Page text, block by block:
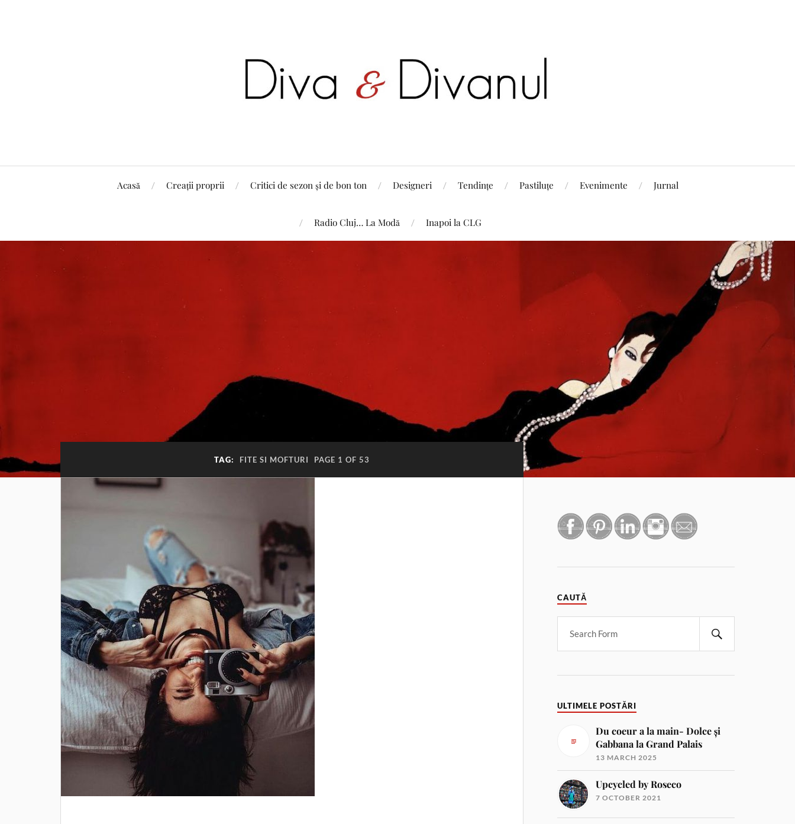
Acasă Creații proprii Critici de sezon și de bon ton Designeri Tendințe Pastiluțe Evenimente Jurnal
Radio Cluj… La Modă Inapoi la CLG
TAG: FITE SI MOFTURI PAGE 1 OF 53
CAUTĂ
ULTIMELE POSTĂRI
Du coeur a la main- Dolce și
Gabbana la Grand Palais
13 MARCH 2025
Upcycled by Roseco
7 OCTOBER 2021